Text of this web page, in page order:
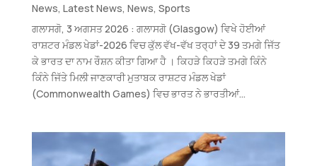
News, Latest News, News, Sports
ਗਲਾਸਗੋ, 3 ਅਗਸਤ 2026 : ਗਲਾਸਗੋ (Glasgow) ਵਿਖੇ ਹੋਈਆਂ
ਰਾਸ਼ਟਰ ਮੰਡਲ ਖੇਡਾਂ-2026 ਵਿਚ ਕੁੱਲ ਵੱਖ-ਵੱਖ ਤਰ੍ਹਾਂ ਦੇ 39 ਤਮਗੇ ਜਿੱਤ
ਕੇ ਭਾਰਤ ਦਾ ਨਾਮ ਰੌਸ਼ਨ ਕੀਤਾ ਗਿਆ ਹੈ । ਕਿਹੜੇ ਕਿਹੜੇ ਤਮਗੇ ਕਿੰਨੇ
ਕਿੰਨੇ ਜਿੱਤੇ ਮਿਲੀ ਜਾਣਕਾਰੀ ਮੁਤਾਬਕ ਰਾਸ਼ਟਰ ਮੰਡਲ ਖੇਡਾਂ
(Commonwealth Games) ਵਿਚ ਭਾਰਤ ਨੇ ਭਾਰਤੀਆਂ...